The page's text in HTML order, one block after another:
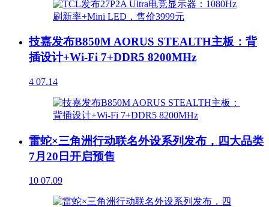
技嘉发布B850M AORUS STEALTH主板：背
插设计+Wi-Fi 7+DDR5 8200MHz
4 07.14
雷蛇×三角洲行动联名外设系列发布，四大品类
7月20日开启预售
10 07.09